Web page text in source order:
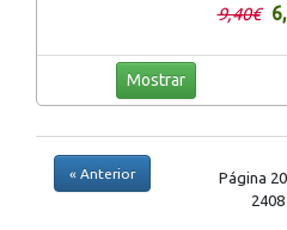
9,40€
Mostrar
« Anterior
Página
2408